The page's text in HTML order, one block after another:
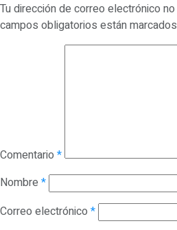
Tu dirección de correo electrónico
campos obligatorios están
Comentario *
Nombre *
Correo electrónico *